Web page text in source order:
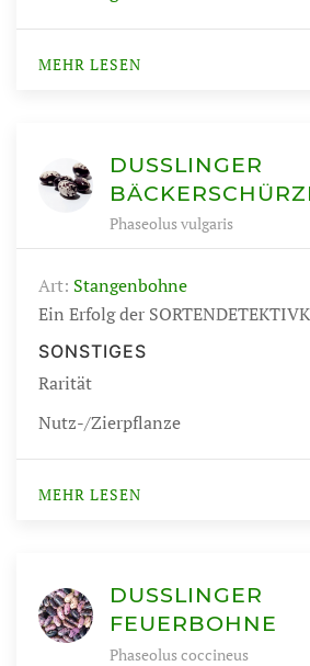
MEHR LESEN
DUSSLINGER B
Phaseolus vulgaris
Art: Stangenbohne
Ein Erfolg der
SONSTIGES
Rarität
Nutz-/Zierpflanze
MEHR LESEN
DUSSLINGER F
EUERBOHNE
Phaseolus coccineus